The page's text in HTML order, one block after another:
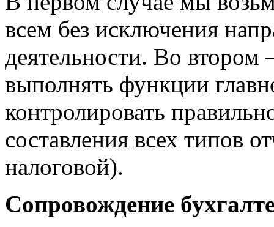
всем без исключения
деятельности. Во втором
выполнять функции
контролировать
составления всех типов
налоговой).
Сопровождение